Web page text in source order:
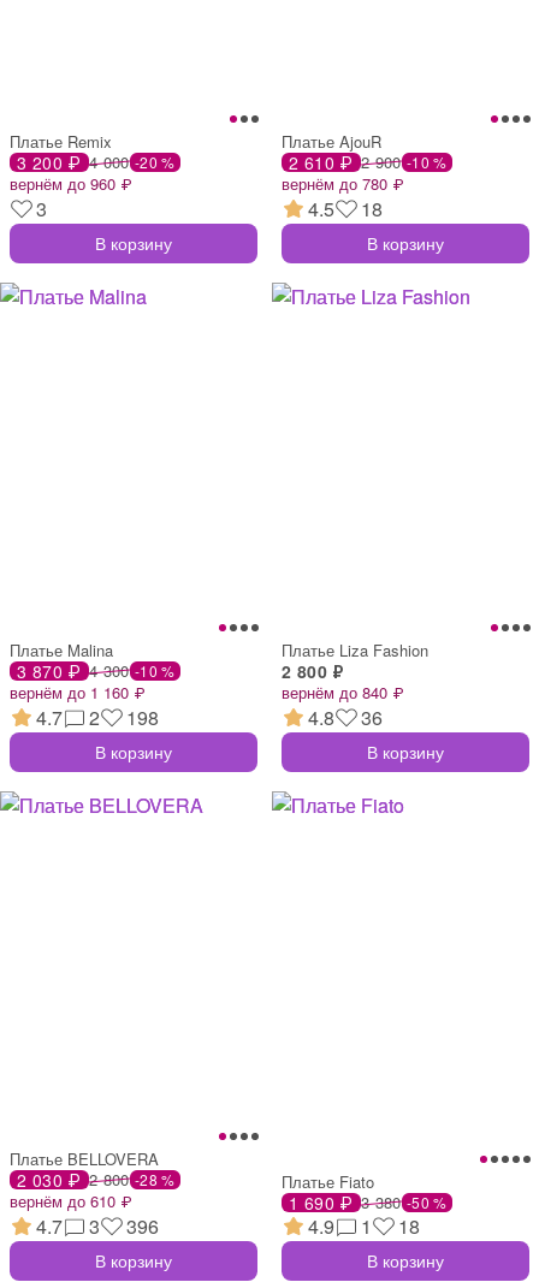
Платье Remix
3 200 ₽ 4 000 -20 %
вернём до 960 ₽
3
В корзину
Платье AjouR
2 610 ₽ 2 900 -10 %
вернём до 780 ₽
4.5 18
В корзину
Платье Malina
3 870 ₽ 4 300 -10 %
вернём до 1 160 ₽
4.7 2 198
В корзину
Платье Liza Fashion
2 800 ₽
вернём до 840 ₽
4.8 36
В корзину
Платье BELLOVERA
2 030 ₽ 2 800 -28 %
вернём до 610 ₽
4.7 3 396
В корзину
Платье Fiato
1 690 ₽ 3 380 -50 %
4.9 1 18
В корзину